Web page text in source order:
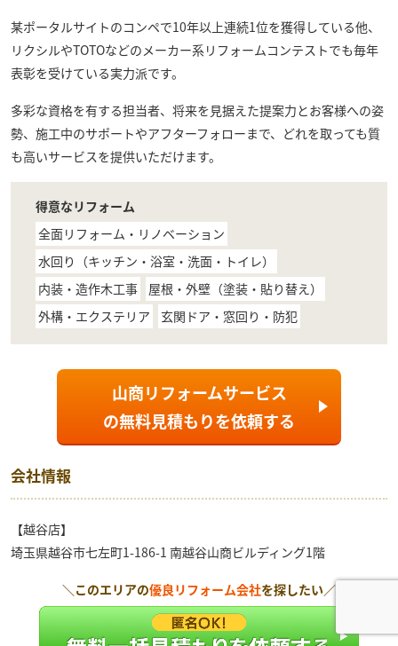
某ポータルサイトのコンペで10年以上連続1位を獲得している他、
リクシルやTOTOなどのメーカー系リフォームコンテストでも毎年
表彰を受けている実力派です。
多彩な資格を有する担当者、将来を見据えた提案力とお客様への姿
勢、施工中のサポートやアフターフォローまで、どれを取っても質
も高いサービスを提供いただけます。
得意なリフォーム
全面リフォーム・リノベーション
水回り（キッチン・浴室・洗面・トイレ）
内装・造作木工事
屋根・外壁（塗装・貼り替え）
外構・エクステリア
玄関ドア・窓回り・防犯
山商リフォームサービス
の無料見積もりを依頼する
会社情報
【越谷店】
埼玉県越谷市七左町1-186-1 南越谷山商ビルディング1階
＼このエリアの優良リフォーム会社を探したい／